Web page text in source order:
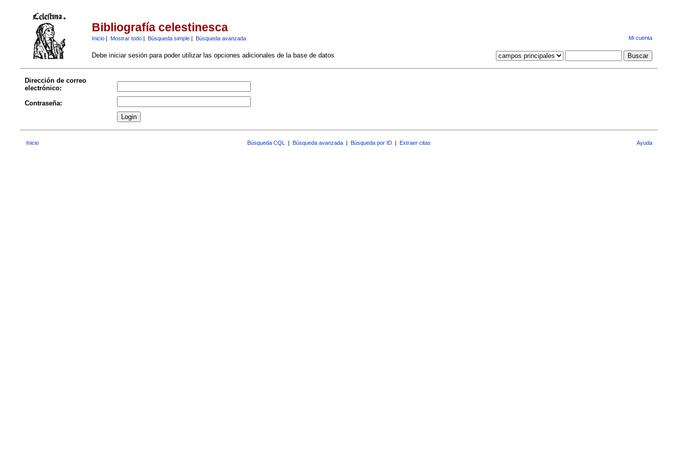
Bibliografía celestinesca
Inicio| Mostrar todo| Búsqueda simple| Búsqueda avanzada Mi cuenta
Debe iniciar sesión para poder utilizar las opciones adicionales de la base de datos
Dirección de correo
electrónico:
Contraseña:
Inicio Búsqueda CQL | Búsqueda avanzada | Búsqueda por ID | Extraer citas Ayuda